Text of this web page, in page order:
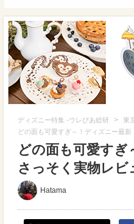
ディズニー特集 -ウレぴあ総研 > 東
どの面も可愛すぎ～！ディズニー最
どの面も可愛すぎ
さっそく実物レビ
Hatama